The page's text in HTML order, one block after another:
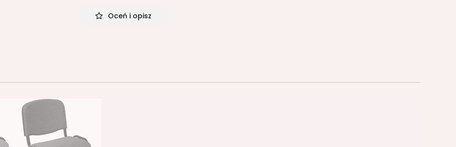
Oceń i opisz